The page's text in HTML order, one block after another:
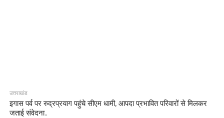
उत्तराखंड
इगास पर्व पर रुद्रप्रयाग पहुंचे सीएम धामी, आपदा प्रभावित परिवारों से मिलकर
जताई संवेदना..